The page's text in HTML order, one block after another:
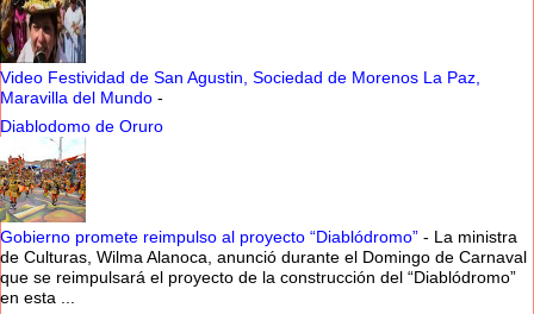
Video Festividad de San Agustin, Sociedad de Morenos La Paz,
Maravilla del Mundo -
Diablodomo de Oruro
Gobierno promete reimpulso al proyecto “Diablódromo” - La ministra
de Culturas, Wilma Alanoca, anunció durante el Domingo de Carnaval
que se reimpulsará el proyecto de la construcción del “Diablódromo”
en esta ...